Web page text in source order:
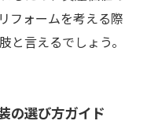
フォームを考える際
と言えるでしょう。
の選び方ガイド